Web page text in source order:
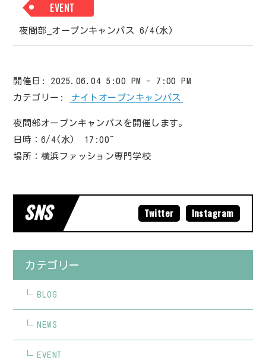
EVENT
夜間部_オープンキャンパス 6/4(水)
開催日: 2025.06.04 5:00 PM - 7:00 PM
カテゴリー:
ナイトオープンキャンパス
夜間部オープンキャンパスを開催します。
日時：6/4(水) 17:00~
場所：横浜ファッション専門学校
SNS Twitter Instagram
カテゴリー
BLOG
NEWS
EVENT